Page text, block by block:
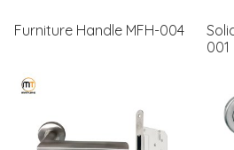
Furniture Handle MFH-004
001